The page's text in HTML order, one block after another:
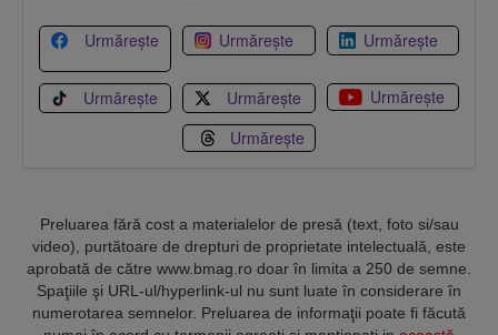
Urmărește Urmărește Urmărește
Urmărește Urmărește
Urmărește
Urmărește
Preluarea fără cost a materialelor de presă (text, foto si/sau
video), purtătoare de drepturi de proprietate intelectuală, este
aprobată de către www.bmag.ro doar în limita a 250 de semne.
Spaţiile şi URL-ul/hyperlink-ul nu sunt luate în considerare în
numerotarea semnelor. Preluarea de informaţii poate fi făcută